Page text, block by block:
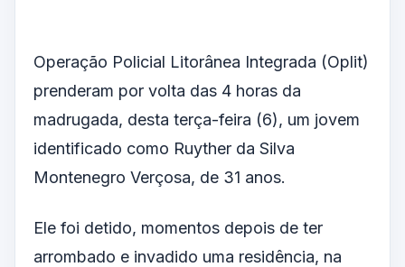
Operação Policial Litorânea Integrada (Oplit)
prenderam por volta das 4 horas da
madrugada, desta terça-feira (6), um jovem
identificado como Ruyther da Silva
Montenegro Verçosa, de 31 anos.
Ele foi detido, momentos depois de ter
arrombado e invadido uma residência, na